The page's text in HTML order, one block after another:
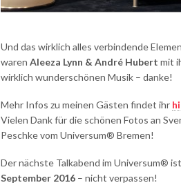
Und das wirklich alles verbindende
waren Aleeza Lynn & André Hubert mit
wirklich wunderschönen Musik – danke!
Mehr Infos zu meinen Gästen findet ihr
Vielen Dank für die schönen Fotos an
Peschke vom Universum® Bremen!
Der nächste Talkabend im Universum®
September 2016 – nicht verpassen!